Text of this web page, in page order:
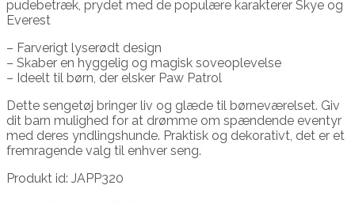
pudebetræk, prydet med de populære karakterer Skye og
Everest
– Farverigt lyserødt design
– Skaber en hyggelig og magisk soveoplevelse
– Ideelt til børn, der elsker Paw Patrol
Dette sengetøj bringer liv og glæde til børneværelset. Giv
dit barn mulighed for at drømme om spændende eventyr
med deres yndlingshunde. Praktisk og dekorativt, det er et
fremragende valg til enhver seng.
Produkt id: JAPP320